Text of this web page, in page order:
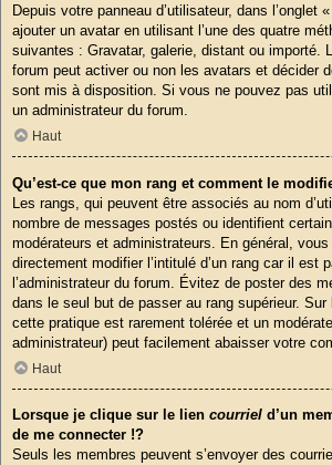
Depuis votre panneau d’utilisateur, dans l’onglet
ajouter un avatar en utilisant l’une des quatre
suivantes : Gravatar, galerie, distant ou importé.
forum peut activer ou non les avatars et décider
sont mis à disposition. Si vous ne pouvez pas
un administrateur du forum.
Haut
Qu’est-ce que mon rang et comment le
Les rangs, qui peuvent être associés au nom
nombre de messages postés ou identifient
modérateurs et administrateurs. En général,
directement modifier l’intitulé d’un rang car il est
l’administrateur du forum. Évitez de poster des
dans le seul but de passer au rang supérieur. Sur
cette pratique est rarement tolérée et un
administrateur) peut facilement abaisser votre
Haut
Lorsque je clique sur le lien courriel d’un
de me connecter !?
Seuls les membres peuvent s’envoyer des